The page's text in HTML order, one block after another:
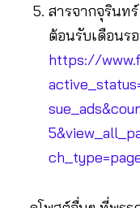
สารจากจุรินท
ต้อนรับเดือนร
https://